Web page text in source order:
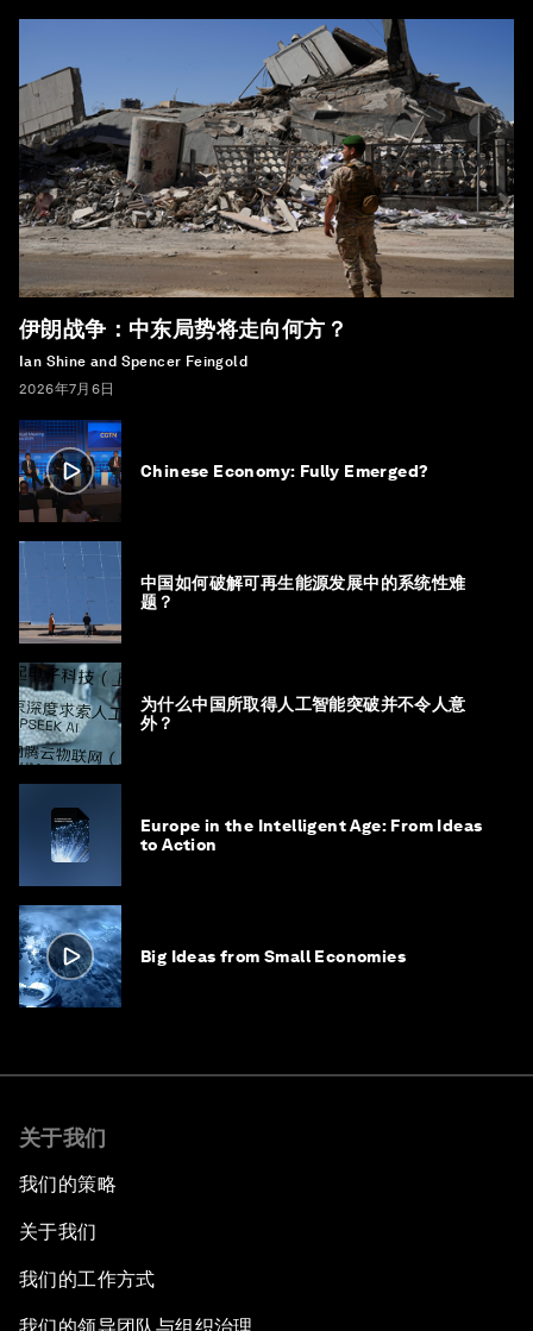
伊朗战争：中东局势将走向何方？
Ian Shine and Spencer Feingold
2026年7月6日
Chinese Economy: Fully Emerged?
中国如何破解可再生能源发展中的系统性难
题？
为什么中国所取得人工智能突破并不令人意
外？
Europe in the Intelligent Age: From Ideas
to Action
Big Ideas from Small Economies
关于我们
我们的策略
关于我们
我们的工作方式